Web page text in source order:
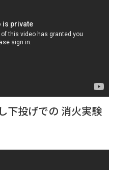
下投げでの 消火実験